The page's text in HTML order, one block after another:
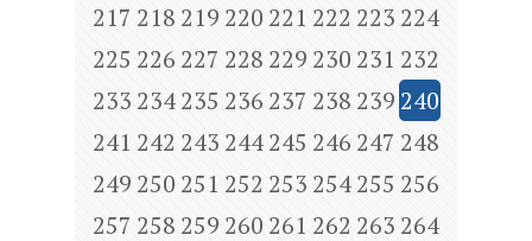
217 218 219 220 221 222 223 224
225 226 227 228 229 230 231 232
233 234235 236 237 238 239 240
241 242 243 244245 246 247 248
249 250 251 252 253 254255 256
257 258 259 260 261 262 263 264